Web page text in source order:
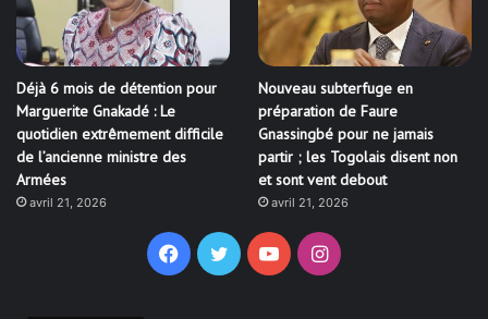
Déjà 6 mois de détention pour
Marguerite Gnakadé : Le
quotidien extrêmement difficile
de l’ancienne ministre des
Armées
avril 21, 2026
Nouveau subterfuge en
préparation de Faure
Gnassingbé pour ne jamais
partir ; les Togolais disent non
et sont vent debout
avril 21, 2026
Facebook
TwitterYouTubeInstagram